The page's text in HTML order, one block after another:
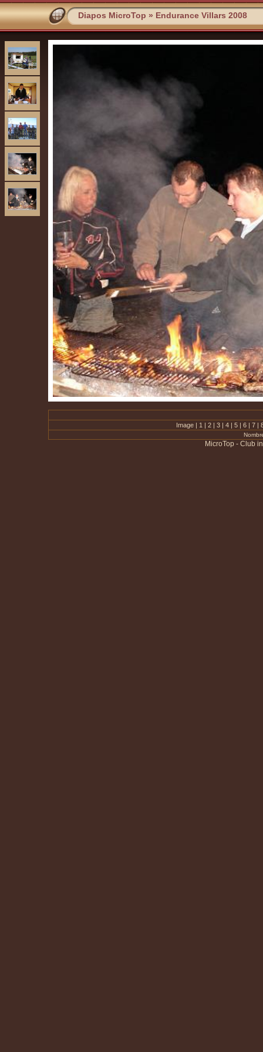
Diapos MicroTop » Endurance Villars 2008
Image | 1 | 2 | 3 | 4 | 5 | 6 | 7 |
MicroTop - Club